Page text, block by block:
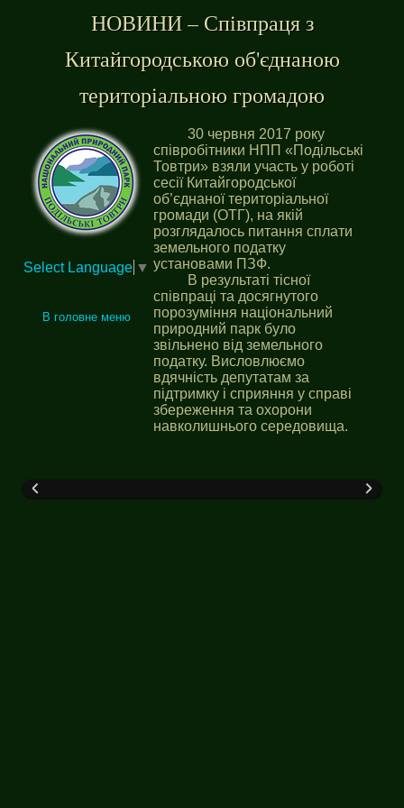
НОВИНИ – Співпраця з
Китайгородською об'єднаною
територіальною громадою
Select Language ▼
В головне меню
30 червня 2017 року
співробітники НПП «Подільські
Товтри» взяли участь у роботі
сесії Китайгородської
об’єднаної територіальної
громади (ОТГ), на якій
розглядалось питання сплати
земельного податку
установами ПЗФ.
В результаті тісної
співпраці та досягнутого
порозуміння національний
природний парк було
звільнено від земельного
податку. Висловлюємо
вдячність депутатам за
підтримку і сприяння у справі
збереження та охорони
навколишнього середовища.